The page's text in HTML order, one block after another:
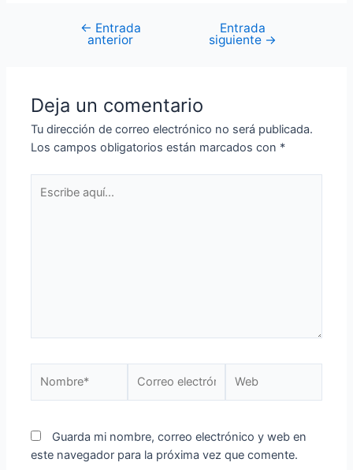
← Entrada
anterior
Entrada
siguiente →
Deja un comentario
Tu dirección de correo electrónico no será publicada.
Los campos obligatorios están marcados con *
Guarda mi nombre, correo electrónico y web en
este navegador para la próxima vez que comente.